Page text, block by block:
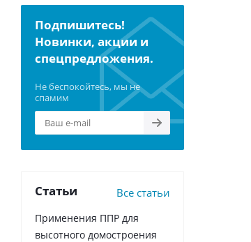
Подпишитесь!
Новинки, акции и
спецпредложения.
Не беспокойтесь, мы не
спамим
Статьи Все статьи
Применения ППР для
высотного домостроения